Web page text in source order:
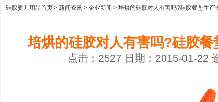
硅胶婴儿用品首页 > 新闻资讯 > 企业新闻 > 培烘的硅胶对人有害吗?硅胶餐垫生产
培烘的硅胶对人有害吗?硅胶
点击：2527 日期：2015-01-22